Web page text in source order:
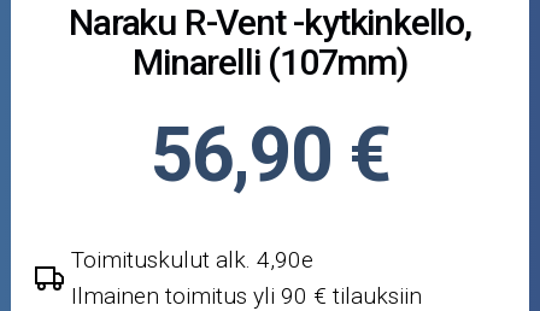
Mönkijän osat
Puutarha ja metsä
Ajovarusteet
Renkaat ja vanteet
Naraku R-Vent -kytkinkello,
Minarelli (107mm)
56,90 €
Toimituskulut alk. 4,90e
Ilmainen toimitus yli 90 € tilauksiin